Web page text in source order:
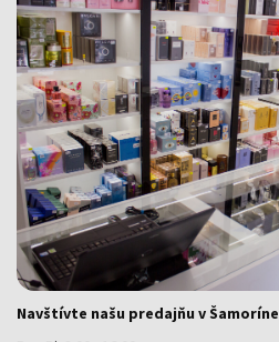
Navštívte našu predajňu v Šamoríne